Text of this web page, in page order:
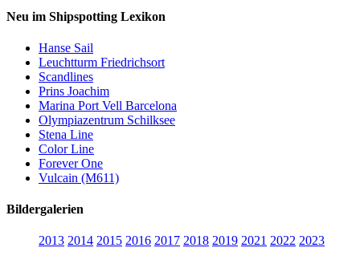
Neu im Shipspotting Lexikon
Hanse Sail
Leuchtturm Friedrichsort
Scandlines
Prins Joachim
Marina Port Vell Barcelona
Olympiazentrum Schilksee
Stena Line
Color Line
Forever One
Vulcain (M611)
Bildergalerien
2013 2014 2015 2016 2017 2018 2019 2021 2022 2023